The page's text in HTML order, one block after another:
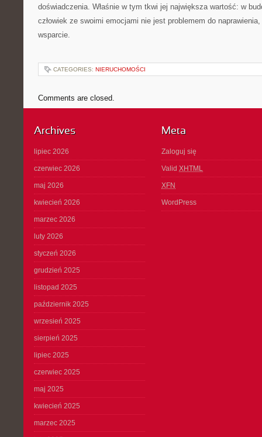
doświadczenia. Właśnie w tym tkwi jej największa wartość: w
człowiek ze swoimi emocjami nie jest problemem do
wsparcie.
CATEGORIES: NIERUCHOMOŚCI
Comments are closed.
Archives
lipiec 2026
czerwiec 2026
maj 2026
kwiecień 2026
marzec 2026
luty 2026
styczeń 2026
grudzień 2025
listopad 2025
październik 2025
wrzesień 2025
sierpień 2025
lipiec 2025
czerwiec 2025
maj 2025
kwiecień 2025
marzec 2025
Meta
Zaloguj się
Valid XHTML
XFN
WordPress